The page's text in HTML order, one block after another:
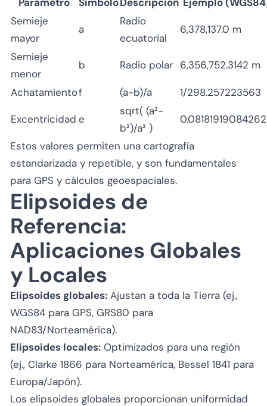
Semieje
mayor
a
Radio
ecuatorial
6,378,137.0 m
Semieje
menor
b Radio polar 6,356,752.3142 m
Achatamientof (a-b)/a 1/298.257223563
Excentricidad e
sqrt( (a²-
b²)/a² )
Estos valores permiten una cartografía
estandarizada y repetible, y son fundamentales
para GPS y cálculos geoespaciales.
Elipsoides de
Referencia:
Aplicaciones Globales
y Locales
Elipsoides globales: Ajustan a toda la Tierra (ej.,
WGS84 para GPS, GRS80 para
NAD83/Norteamérica).
Elipsoides locales: Optimizados para una región
(ej., Clarke 1866 para Norteamérica, Bessel 1841 para
Europa/Japón).
Los elipsoides globales proporcionan uniformidad